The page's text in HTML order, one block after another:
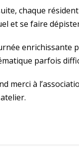
chaque
et se faire
enrichissante
parfois
merci à